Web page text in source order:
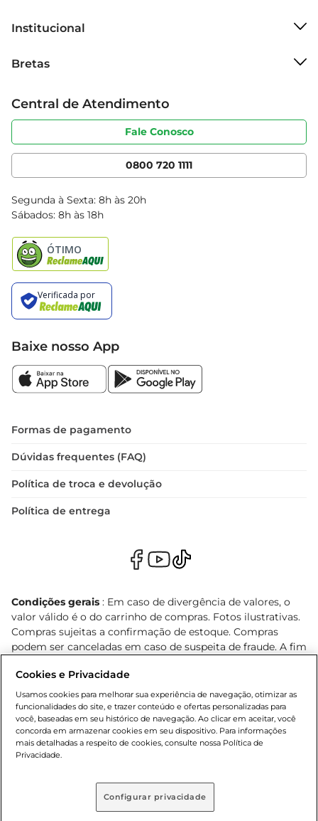
Institucional
Grupo Cencosud
Sobre privacidade
Portal do fornecedor
Cencosud Media
Bretas
Produtos Bretas
Código de ética
Serviços
Clube Bretas
Blog Bretas
Black Friday
Central de Atendimento
Fale Conosco
0800 720 1111
Segunda à Sexta: 8h às 20h
Sábados: 8h às 18h
Baixe nosso App
Formas de pagamento
Dúvidas frequentes (FAQ)
Política de troca e devolução
Política de entrega
Condições gerais : Em caso de divergência de valores, o
valor válido é o do carrinho de compras. Fotos ilustrativas.
Compras sujeitas a confirmação de estoque. Compras
podem ser canceladas em caso de suspeita de fraude. A fim
nossas promoções, a compra de produtos com preços
promocionais poderá ter sua quantidade limitada por
cliente. Os preços, ofertas e condições são exclusivos para
o e-commerce e válidos durante o dia de hoje, podendo
sofrer alterações sem prévia notificação. Proibida a venda
de bebidas alcoólicas para menores de 18 anos, conforme
Adolescente). Preços e condições exclusivos para o
, podendo sofrer alterações sem aviso
prévio. O valor mínimo para as compras on-line é de R$
Cookies e Privacidade
Usamos cookies para melhorar sua experiência de navegação, otimizar as
funcionalidades do site, e trazer conteúdo e ofertas personalizadas para
você, baseadas em seu histórico de navegação. Ao clicar em aceitar, você
concorda em armazenar cookies em seu dispositivo. Para informações
mais detalhadas a respeito de cookies, consulte nossa Política de
Privacidade.
Configurar privacidade